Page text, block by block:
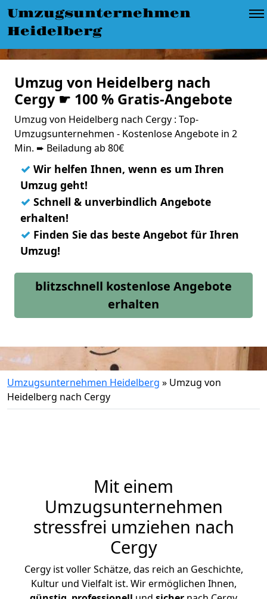
Umzugsunternehmen
Heidelberg
Umzug von Heidelberg nach
Cergy ☛ 100 % Gratis-Angebote
Umzug von Heidelberg nach Cergy : Top-
Umzugsunternehmen - Kostenlose Angebote in 2
Min. ➨ Beiladung ab 80€
✓ Wir helfen Ihnen, wenn es um Ihren
Umzug geht!
✓ Schnell & unverbindlich Angebote
erhalten!
✓ Finden Sie das beste Angebot für Ihren
Umzug!
blitzschnell kostenlose Angebote
erhalten
Umzugsunternehmen Heidelberg » Umzug von
Heidelberg nach Cergy
Mit einem
Umzugsunternehmen
stressfrei umziehen nach
Cergy
Cergy ist voller Schätze, das reich an Geschichte,
Kultur und Vielfalt ist. Wir ermöglichen Ihnen,